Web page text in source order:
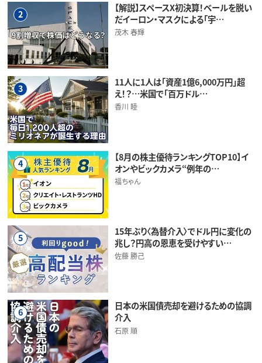
2
【解説】スペースX初決算！ベールを脱い
だイーロン・マスクによる「宇…
茂木 春輝
3
11人に1人は「資産1億6,000万円」超
え！？…米国で「百万ドル…
香川 睦
4
【8月の株主優待ランキングTOP10】イ
オンやビックカメラ“例年の…
福ちゃん
5
15年ぶり〈為替介入〉でドル円に変化の
兆し？円高の恩恵を受けやすい…
佐藤 勝己
6
日本の米国債売却を避けるための協調
介入
石原 順